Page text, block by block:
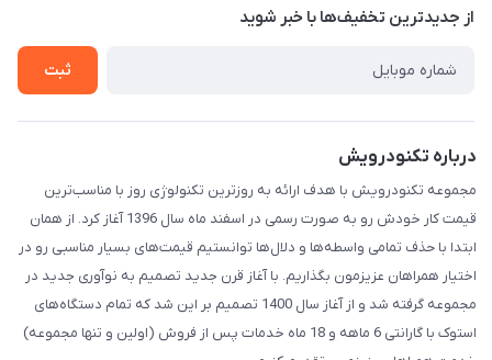
درباره ما
از جدید‌ترین تخفیف‌ها با‌ خبر شوید
ثبت
درباره تکنودرویش
مجموعه تکنودرویش با هدف ارائه به روزترین تکنولوژی روز با مناسب‌ترین
قیمت کار خودش رو به صورت رسمی در اسفند ماه سال 1396 آغاز کرد. از همان
ابتدا با حذف تمامی واسطه‌ها و دلال‌ها توانستیم قیمت‌های بسیار مناسبی رو در
اختیار همراهان عزیزمون بگذاریم. با آغاز قرن جدید تصمیم به نوآوری جدید در
مجموعه گرفته شد و از آغاز سال 1400 تصمیم بر این شد که تمام دستگاه‌های
استوک با گارانتی 6 ماهه و 18 ماه خدمات پس از فروش (اولین و تنها مجموعه)